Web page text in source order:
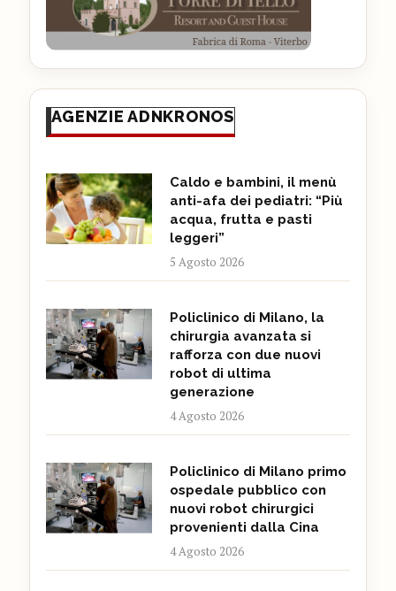
AGENZIE ADNKRONOS
Caldo e bambini, il menù
anti-afa dei pediatri: “Più
acqua, frutta e pasti
leggeri”
5 Agosto 2026
Policlinico di Milano, la
chirurgia avanzata si
rafforza con due nuovi
robot di ultima
generazione
4 Agosto 2026
Policlinico di Milano primo
ospedale pubblico con
nuovi robot chirurgici
provenienti dalla Cina
4 Agosto 2026